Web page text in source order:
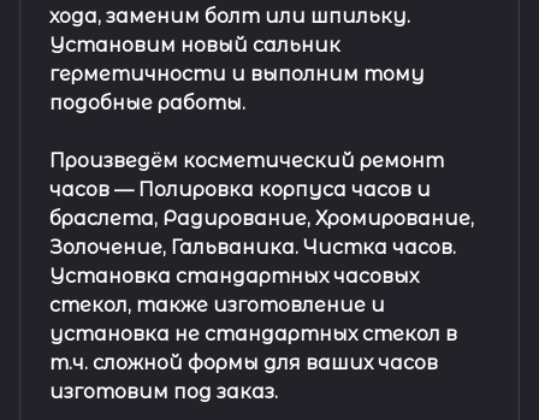
хода, заменим болт или шпильку.
Установим новый сальник
герметичности и выполним тому
подобные работы.
Произведём косметический ремонт
часов — Полировка корпуса часов и
браслета, Радирование, Хромирование,
Золочение, Гальваника. Чистка часов.
Установка стандартных часовых
стекол, также изготовление и
установка не стандартных стекол в
т.ч. сложной формы для ваших часов
изготовим под заказ.